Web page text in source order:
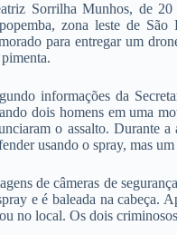
Sorrilha Munhos, de
zona leste de
para entregar um
informações da
dois homens em uma
o assalto. Durante
usando o spray, mas
de câmeras de
e é baleada na cabeça.
no local. Os dois